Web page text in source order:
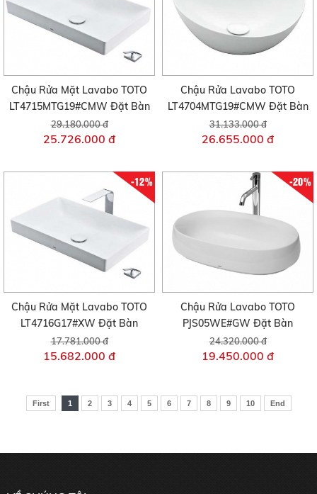
Chậu Rửa Mặt Lavabo TOTO
LT4715MTG19#CMW Đặt Bàn
29.180.000 đ
25.726.000 đ
Chậu Rửa Lavabo TOTO
LT4704MTG19#CMW Đặt Bàn
31.133.000 đ
26.655.000 đ
-12%
Chậu Rửa Mặt Lavabo TOTO
LT4716G17#XW Đặt Bàn
17.781.000 đ
15.682.000 đ
-20%
Chậu Rửa Lavabo TOTO
PJS05WE#GW Đặt Bàn
24.320.000 đ
19.450.000 đ
First 1 2 3 4 5 6 7 8 9 10 End